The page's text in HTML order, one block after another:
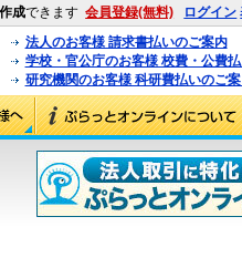
成できます 会員登録(無料) ログイン
法人のお客様 請求書払いのご案内
学校・官公庁のお客様 校費・公費
研究機関のお客様 科研費払いのご